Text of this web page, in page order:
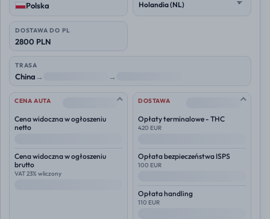
Polska
DOSTAWA DO PL
2800 PLN
TRASA
China→ →
CENA AUTA --
Cena widoczna w ogłoszeniu
netto
Cena widoczna w ogłoszeniu
brutto
VAT 23% wliczony
DOSTAWA --
Opłaty terminalowe - THC
420 EUR
Opłata bezpieczeństwa ISPS
100 EUR
Opłata handling
110 EUR